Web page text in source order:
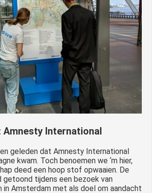
Amnesty International
geleden dat Amnesty International
kwam. Toch benoemen we ‘m hier,
deed een hoop stof opwaaien. De
getoond tijdens een bezoek van
Amsterdam met als doel om aandacht